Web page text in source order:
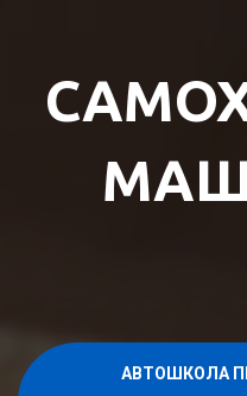
АВТОШКОЛА